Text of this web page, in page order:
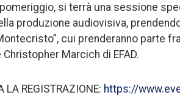
si terrà una sessione
produzione audiovisiva,
cui prenderanno parte
Christopher Marcich di EFAD.
LA REGISTRAZIONE: https://